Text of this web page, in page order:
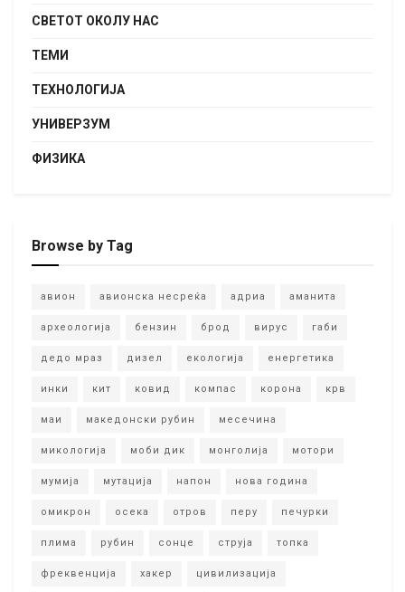
СВЕТОТ ОКОЛУ НАС
ТЕМИ
ТЕХНОЛОГИЈА
УНИВЕРЗУМ
ФИЗИКА
Browse by Tag
авион авионска несреќа адриа аманита
археологија бензин брод вирус габи
дедо мраз дизел екологија енергетика
инки кит ковид компас корона крв
маи македонски рубин месечина
микологија моби дик монголија мотори
мумија мутација напон нова година
омикрон осека отров перу печурки
плима рубин сонце струја топка
фреквенција хакер цивилизација